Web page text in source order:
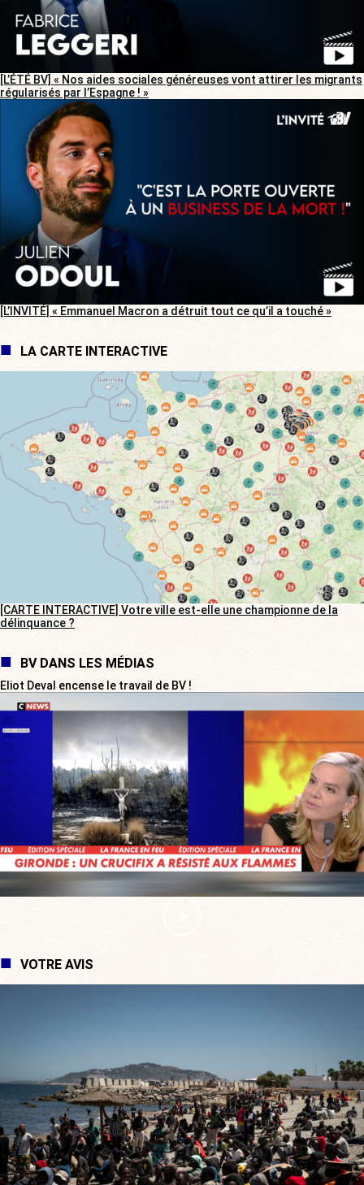
[L’ÉTÉ BV] « Nos aides sociales généreuses vont attirer les migrants
régularisés par l’Espagne ! »
[L’INVITÉ] « Emmanuel Macron a détruit tout ce qu’il a touché »
LA CARTE INTERACTIVE
[CARTE INTERACTIVE] Votre ville est-elle une championne de la
délinquance ?
BV DANS LES MÉDIAS
Eliot Deval encense le travail de BV !
VOTRE AVIS